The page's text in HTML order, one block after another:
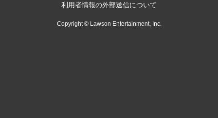
利用者情報の外部送信について
Copyright © Lawson Entertainment, Inc.